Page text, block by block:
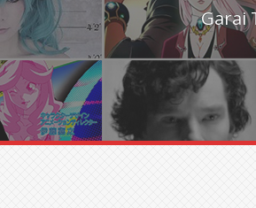
Garai